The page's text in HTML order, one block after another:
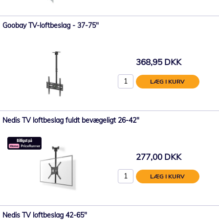
Goobay TV-loftbeslag - 37-75"
368,95 DKK
LÆG I KURV
Nedis TV loftbeslag fuldt bevægeligt 26-42"
277,00 DKK
LÆG I KURV
Nedis TV loftbeslag 42-65"